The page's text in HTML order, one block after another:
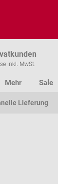
inkl. MwSt.
Mehr Sale
Lieferung